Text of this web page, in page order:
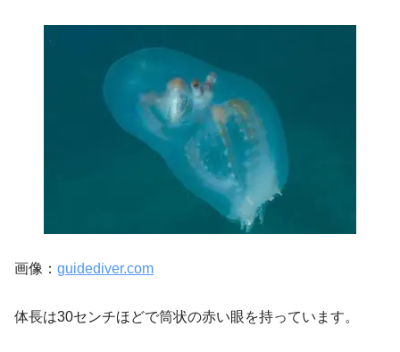
画像： guidediver.com
体長は30センチほどで筒状の赤い眼を持っています。